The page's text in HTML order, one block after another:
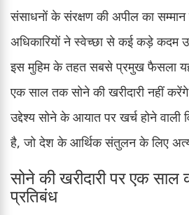
संसाधनों के संरक्षण की अपील का
अधिकारियों ने स्वेच्छा से कई कड़े कदम
इस मुहिम के तहत सबसे प्रमुख फैसला
एक साल तक सोने की खरीदारी नहीं
उद्देश्य सोने के आयात पर खर्च होने वाली
है, जो देश के आर्थिक संतुलन के लिए
सोने की खरीदारी पर एक साल
प्रतिबंध